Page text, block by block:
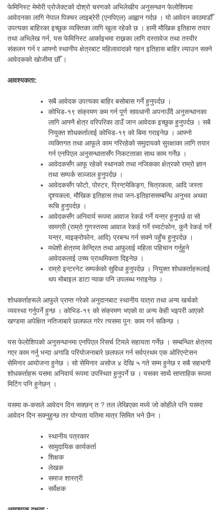
फेमिनिस्ट मेमोरी प्रोजेक्टको दोश्रो चरणको अभिलेखीय अनुसन्धान फेलोशिपमा
आवेदनका लागि नेपाल पिक्चर लाइब्रेरी (एनपिएल) आह्वान गर्दछ । यो आवेदन काठमाडौँ
उपत्यका बाहिरका इच्छुक व्यक्तिका लागि खुला रहेको छ । हामी मौखिक इतिहास तयार
तथा अभिलेख गर्न, यस फेमिनिस्ट आर्काइभमा राख्नका लागि दस्तावेज तथा तस्वीर
संकलन गर्न र आफ्नो स्थानीय क्षेत्रबाट महिलावादको गहन इतिहास बाहिर ल्याउन सक्ने
आवेदकको खोजीमा छौँ ।
आवश्यकता:
सबै आवेदक उपत्यका बाहिर बसोबास गर्ने हुनुपर्दछ ।
कोभिड-१९ संक्रमण कम गर्न पूर्ण सावधानी अपनाउँदै अनुसन्धानका
लागि आफ्नै क्षेत्र वरिपरिका ठाउँ जान आवेदक इच्छुक हुनुपर्दछ । सबै
नियुक्त शोधकर्तालाई कोभिड-१९ को बिमा गराइनेछ । आफ्नो
व्यक्तिगत तथा आफूले काम गरिरहेको समुदायको सुरक्षाका लागि तयार
गर्न एनपिएल अनुसन्धातासँग निकटताका साथ काम गर्नेछ ।
आवेदकसँग आफू रहेको स्थानको तथा नजिकका क्षेत्रको राम्रो ज्ञान
तथा सम्पर्क सञ्जाल हुनुपर्दछ ।
आवेदकसँग फोटो, पोस्टर, प्रिन्टमेकिङ्ग, चित्रकला, आदि जस्ता
दृश्यकला, मौखिक इतिहास तथा जन-इतिहाससम्बन्धि अनुभव अथवा
रूचि हुनुपर्दछ ।
आवेदकसँग अनिवार्य रूपमा आवाज रेकर्ड गर्ने यन्त्र हुनुपर्छ वा सो
सामग्री (राम्रो गुणस्तरमा आवाज रेकर्ड गर्ने स्मार्टफोन, कुनै रेकर्ड गर्ने
यन्त्र, माइक्रोफोन, आदि) प्रबन्ध गर्न सक्ने पहुँच हुनुपर्दछ ।
मधेशी क्षेत्रमा केन्द्रित तथा आफुलाई महिला पहिचान गर्नुहुने
आवेदकलाई उच्च प्राथमिकता दिइनेछ ।
राम्रो इन्टरनेट सम्पर्कको सुविधा हुनुपर्दछ । नियुक्त शोधकर्ताहरूलाई
थप मोबाइल डाटा प्याक पनि उपलब्ध गराइनेछ ।
शोधकर्ताहरूले आफुले प्राप्त गरेको अनुदानबाट स्थानीय यात्रा तथा अन्य खर्चको
व्यवस्था गर्नुपर्ने हुन्छ । कोभिड-१९ को संक्रमण भएको वा अन्य केही भइपरी आएको
खण्डमा अपेक्षित नतिजाबारे छलफल गरेर त्यसमा पुन: काम गर्न सकिन्छ ।
यस फेलोशिपको अनुसन्धानमा एनपिएल रिसर्च टिमले सहायता गर्नेछ । सम्बन्धित क्षेत्रमा
गएर काम गर्नु भन्दा अगाडि परियोजनाबारे छलफल गर्न सर्वप्रथम एक ओरिएन्टेसन
सेमिनार आयोजना हुनेछ । सो सेमिनार असोज ४ देखि ५ गते सम्म हुनेछ र सबै सहभागी
शोधकर्ताहरू यसमा अनिवार्य रूपमा उपस्थित हुनुपर्ने छ । यसका साथै साप्ताहिक रूपमा
मिटिंग पनि हुनेछन् ।
यसमा क-कसले आवेदन दिन सक्छन् त ? तल लेखिएका मध्ये जो कोहीले पनि यसमा
आवेदन दिन सक्नुहुन्छ तर योग्यता यतिमा मात्र सिमित भने छैन ।
स्थानीय पत्रकार
सामुदायिक कार्यकर्ता
शिक्षक
लेखक
समाज शास्त्री
सर्वेक्षक